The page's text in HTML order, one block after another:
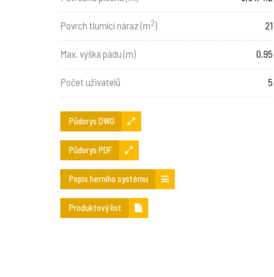
Povrch tlumící náraz (m2) 21
Max. výška pádu (m) 0,95
Počet uživatelů 5
Půdorys DWG
Půdorys PDF
Popis herního systému
Produktový list